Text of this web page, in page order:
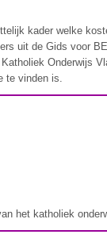
kader welke
uit de Gids voor
Onderwijs
te vinden is.
het katholiek